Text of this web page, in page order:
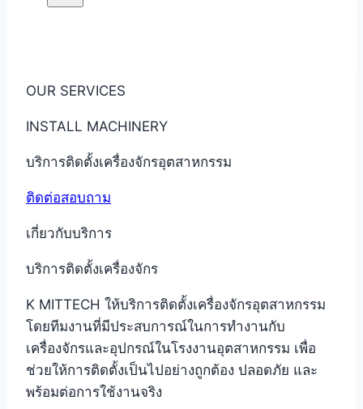
OUR SERVICES
INSTALL MACHINERY
บริการติดตั้งเครื่องจักรอุตสาหกรรม
ติดต่อสอบถาม
เกี่ยวกับบริการ
บริการติดตั้งเครื่องจักร
K MITTECH ให้บริการติดตั้งเครื่องจักรอุตสาหกรรม
โดยทีมงานที่มีประสบการณ์ในการทำงานกับ
เครื่องจักรและอุปกรณ์ในโรงงานอุตสาหกรรม เพื่อ
ช่วยให้การติดตั้งเป็นไปอย่างถูกต้อง ปลอดภัย และ
พร้อมต่อการใช้งานจริง